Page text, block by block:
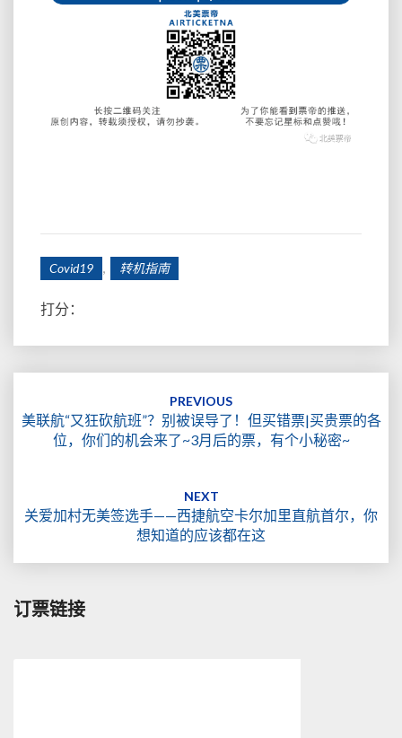
Covid19 , 转机指南
打分：
PREVIOUS
美联航“又狂砍航班”？别被误导了！但买错票|买贵票的各
位，你们的机会来了~3月后的票，有个小秘密~
NEXT
关爱加村无美签选手——西捷航空卡尔加里直航首尔，你
想知道的应该都在这
订票链接